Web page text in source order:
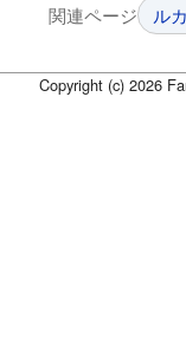
関連ページ ル
Copyright (c) 2026